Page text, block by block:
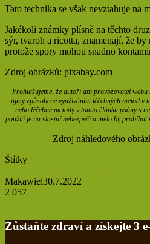
Tato technika se však nevztahuje na
Jakékoli známky plísně na těchto
sýr, tvaroh a ricotta, znamenají, že
protože spory mohou snadno
Zdroj obrázků: pixabay.com
Prohlašujeme, že autoři ani provozovatel
újmy způsobené využíváním léčebných metod v
nebo léčebné metody v tomto článku psány s
použití je na vlastní nebezpečí a mělo by probíhat
Zdroj náhledového
Štítky
Makawiel30.7.2022
2 057
Zůstaňte zdraví a získejte 3